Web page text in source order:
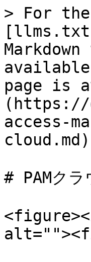
> For
page is
(https://
access-
# PAMクラ